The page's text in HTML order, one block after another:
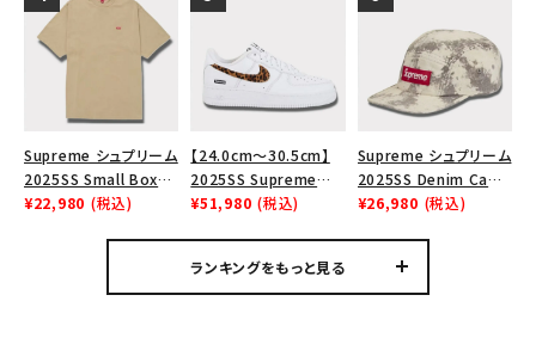
ジャケット・アウター
キャップ・ハット
ニット帽・ビーニー
バックパック・リュック
その他バッグ類
スニーカー・ブーツ
ルキャンプキャップ ブラ
ック 黒
ク 黒
Supreme シュプリーム
2025SS Small Box
Tee スモールボックス
¥22,980 (税込)
【24.0cm～30.5cm】
2025SS Supreme
GOODENOUGH Nike
フ ナイキエアフォース１
スニーカー シューズ ホ
¥51,980 (税込)
Supreme シュプリーム
2025SS Denim Camp
Cap デニムキャンプキ
¥26,980 (税込)
ランキングをもっと見る